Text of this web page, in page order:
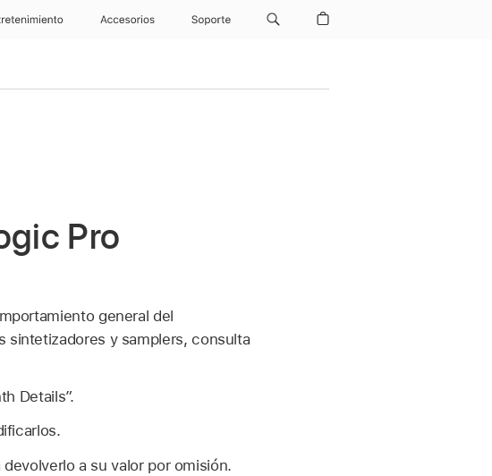
Accesorios Soporte
Pro
general del
sintetizadores y samplers, consulta
Details”.
a su valor por omisión.